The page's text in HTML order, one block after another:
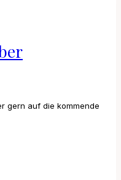
gern auf die kommende